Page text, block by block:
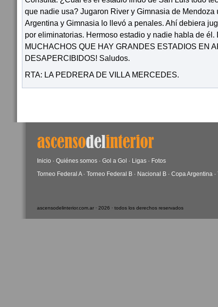
que nadie usa? Jugaron River y Gimnasia de Mendoza
Argentina y Gimnasia lo llevó a penales. Ahí debiera
por eliminatorias. Hermoso estadio y nadie habla de
MUCHACHOS QUE HAY GRANDES ESTADIOS EN
DESAPERCIBIDOS! Saludos.
RTA: LA PEDRERA DE VILLA MERCEDES.
Inicio · Quiénes somos · Gol a Gol · Ligas · Fotos
Torneo Federal A· Torneo Federal B · Nacional B · Copa Argentina ·
ascensodelinterior.com.ar · 2026 · todos los derechos reservados